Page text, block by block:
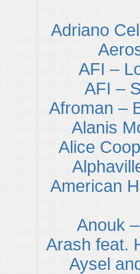
Adriano
AFI –
AFI –
Afroman –
Alanis
Alice
American
Anouk
Arash feat.
Aysel